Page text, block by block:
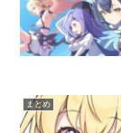
まとめ